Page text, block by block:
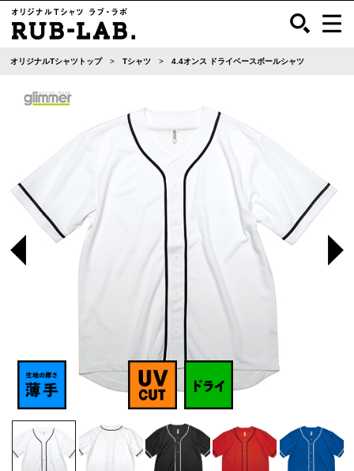
オリジナルTシャツトップ Tシャツ 4.4オンス ドライベースボールシャツ